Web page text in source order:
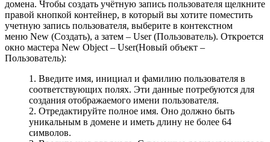
домена. Чтобы создать учётную запись пользователя щелкните
правой кнопкой контейнер, в который вы хотите поместить
учетную запись пользователя, выберите в контекстном
меню New (Создать), а затем – User (Пользователь). Откроется
окно мастера New Object – User(Новый объект –
Пользователь):
1. Введите имя, инициал и фамилию пользователя в
соответствующих полях. Эти данные потребуются для
создания отображаемого имени пользователя.
2. Отредактируйте полное имя. Оно должно быть
уникальным в домене и иметь длину не более 64
символов.